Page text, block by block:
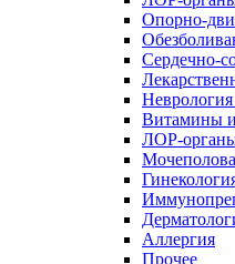
Опорно-
Сердечно-
Витамины
ЛОР-
Аллергия
Прочее